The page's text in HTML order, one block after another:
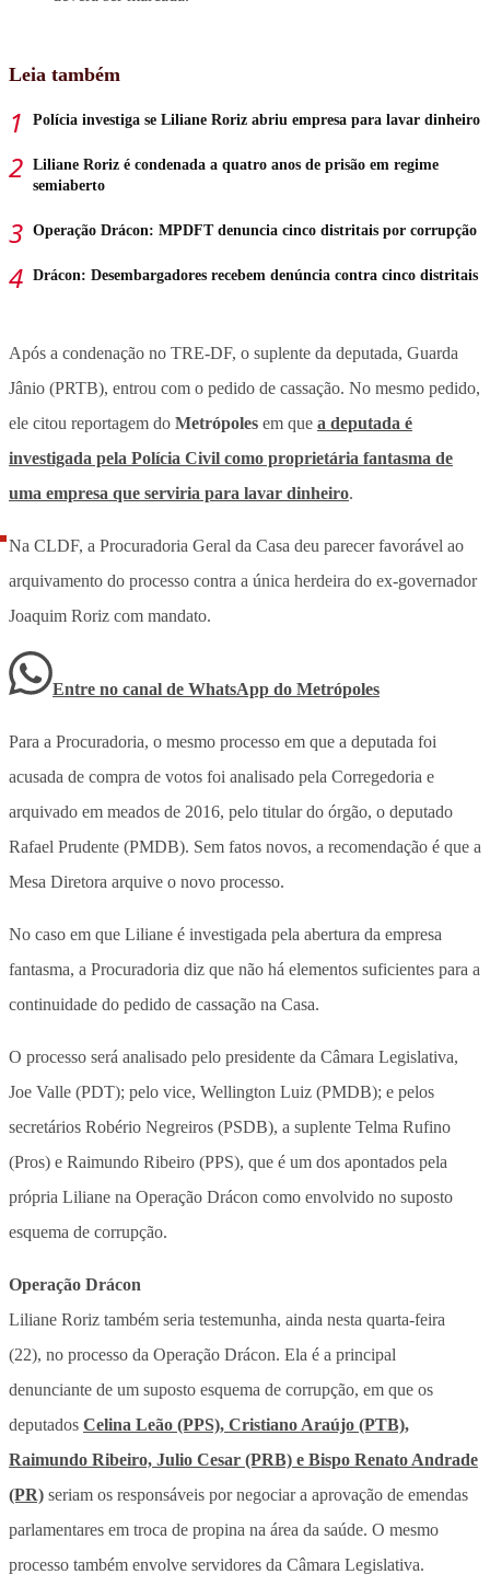
Leia também
Polícia investiga se Liliane Roriz abriu empresa para lavar dinheiro
Liliane Roriz é condenada a quatro anos de prisão em regime
semiaberto
Operação Drácon: MPDFT denuncia cinco distritais por corrupção
Drácon: Desembargadores recebem denúncia contra cinco distritais
Após a condenação no TRE-DF, o suplente da deputada, Guarda
Jânio (PRTB), entrou com o pedido de cassação. No mesmo pedido,
ele citou reportagem do Metrópoles em que a deputada é
investigada pela Polícia Civil como proprietária fantasma de
uma empresa que serviria para lavar dinheiro.
Na CLDF, a Procuradoria Geral da Casa deu parecer favorável ao
arquivamento do processo contra a única herdeira do ex-governador
Joaquim Roriz com mandato.
Entre no canal de WhatsApp do Metrópoles
Para a Procuradoria, o mesmo processo em que a deputada foi
acusada de compra de votos foi analisado pela Corregedoria e
arquivado em meados de 2016, pelo titular do órgão, o deputado
Rafael Prudente (PMDB). Sem fatos novos, a recomendação é que a
Mesa Diretora arquive o novo processo.
No caso em que Liliane é investigada pela abertura da empresa
fantasma, a Procuradoria diz que não há elementos suficientes para a
continuidade do pedido de cassação na Casa.
O processo será analisado pelo presidente da Câmara Legislativa,
Joe Valle (PDT); pelo vice, Wellington Luiz (PMDB); e pelos
secretários Robério Negreiros (PSDB), a suplente Telma Rufino
(Pros) e Raimundo Ribeiro (PPS), que é um dos apontados pela
própria Liliane na Operação Drácon como envolvido no suposto
esquema de corrupção.
Operação Drácon
Liliane Roriz também seria testemunha, ainda nesta quarta-feira
(22), no processo da Operação Drácon. Ela é a principal
denunciante de um suposto esquema de corrupção, em que os
deputados Celina Leão (PPS), Cristiano Araújo (PTB),
Raimundo Ribeiro, Julio Cesar (PRB) e Bispo Renato Andrade
(PR) seriam os responsáveis por negociar a aprovação de emendas
parlamentares em troca de propina na área da saúde. O mesmo
processo também envolve servidores da Câmara Legislativa.